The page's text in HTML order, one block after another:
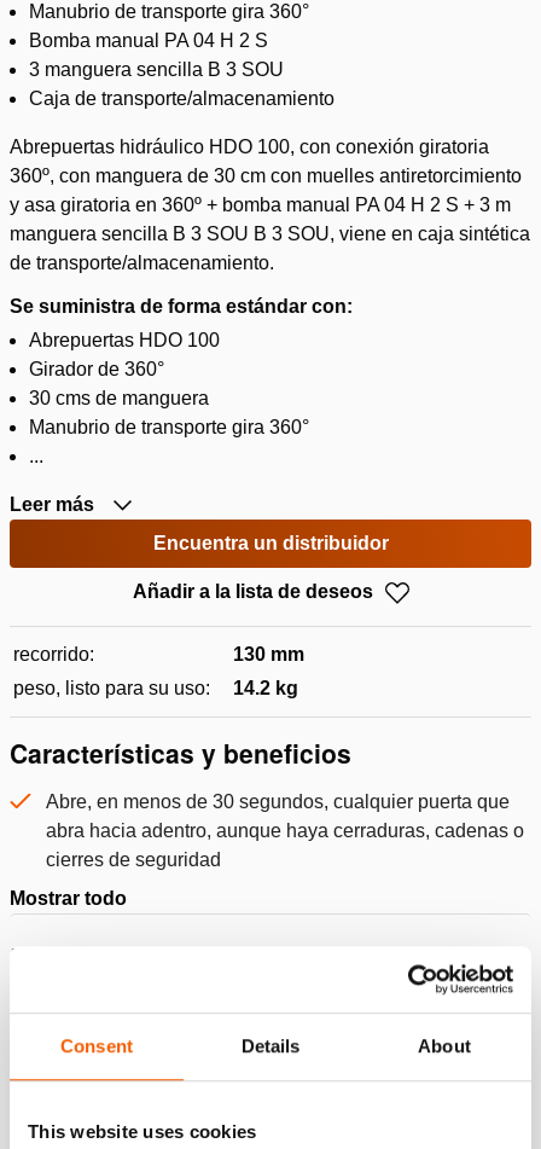
Consent Details About
This website uses cookies
Manubrio de transporte gira 360°
Bomba manual PA 04 H 2 S
3 manguera sencilla B 3 SOU
Caja de transporte/almacenamiento
Abrepuertas hidráulico HDO 100, con conexión giratoria
360º, con manguera de 30 cm con muelles antiretorcimiento
y asa giratoria en 360º + bomba manual PA 04 H 2 S + 3 m
manguera sencilla B 3 SOU B 3 SOU, viene en caja sintética
de transporte/almacenamiento.
Se suministra de forma estándar con:
Abrepuertas HDO 100
Girador de 360°
30 cms de manguera
Manubrio de transporte gira 360°
...
Leer más
Encuentra un distribuidor
Añadir a la lista de deseos
recorrido:
130 mm
peso, listo para su uso:
14.2 kg
Características y beneficios
Abre, en menos de 30 segundos, cualquier puerta que
abra hacia adentro, aunque haya cerraduras, cadenas o
cierres de seguridad
Mostrar todo
Presupuesto
Número de artículo 150.062.213